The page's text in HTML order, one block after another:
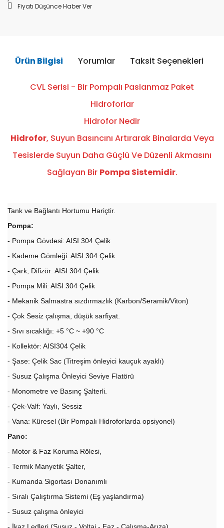
Fiyatı Düşünce Haber Ver
Ürün Bilgisi Yorumlar Taksit Seçenekleri
CVL Serisi - Bir Pompalı Paslanmaz Paket
Hidroforlar
Hidrofor Nedir
Hidrofor, Suyun Basıncını Artırarak Binalarda Veya
Tesislerde Suyun Daha Güçlü Ve Düzenli Akmasını
Sağlayan Bir Pompa Sistemidir.
Tank ve Bağlantı Hortumu Hariçtir.
Pompa:
- Pompa Gövdesi: AISI 304 Çelik
- Kademe Gömleği: AISI 304 Çelik
- Çark, Difizör: AISI 304 Çelik
- Pompa Mili: AISI 304 Çelik
- Mekanik Salmastra sızdırmazlık (Karbon/Seramik/Viton)
- Çok Sesiz çalışma, düşük sarfiyat.
- Sıvı sıcaklığı: +5 °C ~ +90 °C
- Kollektör: AISI304 Çelik
- Şase: Çelik Sac (Titreşim önleyici kauçuk ayaklı)
- Susuz Çalışma Önleyici Seviye Flatörü
- Monometre ve Basınç Şalterli.
- Çek-Valf: Yaylı, Sessiz
- Vana: Küresel (Bir Pompalı Hidroforlarda opsiyonel)
Pano:
- Motor & Faz Koruma Rölesi,
- Termik Manyetik Şalter,
- Kumanda Sigortası Donanımlı
- Sıralı Çalıştırma Sistemi (Eş yaşlandırma)
- Susuz çalışma önleyici
- İkaz Ledleri (Susuz - Voltaj - Faz - Çalışma-Arıza)